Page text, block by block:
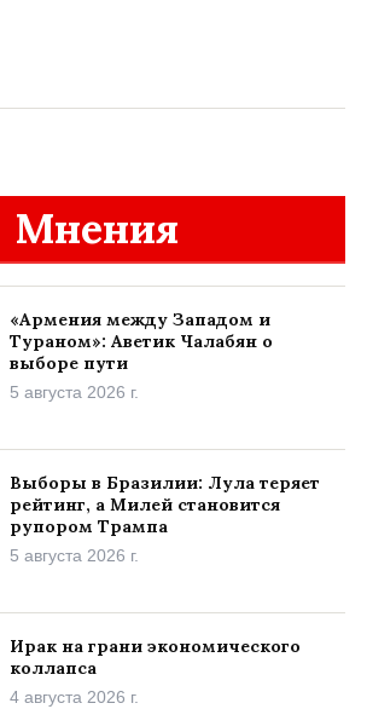
Мнения
«Армения между Западом и
Тураном»: Аветик Чалабян о
выборе пути
5 августа 2026 г.
Выборы в Бразилии: Лула теряет
рейтинг, а Милей становится
рупором Трампа
5 августа 2026 г.
Ирак на грани экономического
коллапса
4 августа 2026 г.